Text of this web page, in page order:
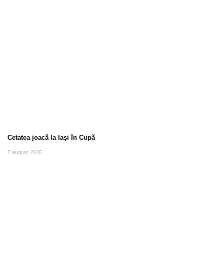
Cetatea joacă la Iași în Cupă
7 august 2026